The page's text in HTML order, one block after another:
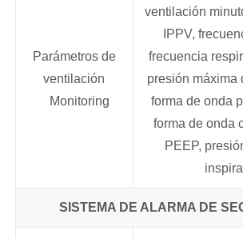
Parámetros de
ventilación
Monitoring
ventilación
IPPV,
frecuencia
presión máxima
forma de onda
forma de onda
PEEP,
SISTEMA DE ALARMA DE